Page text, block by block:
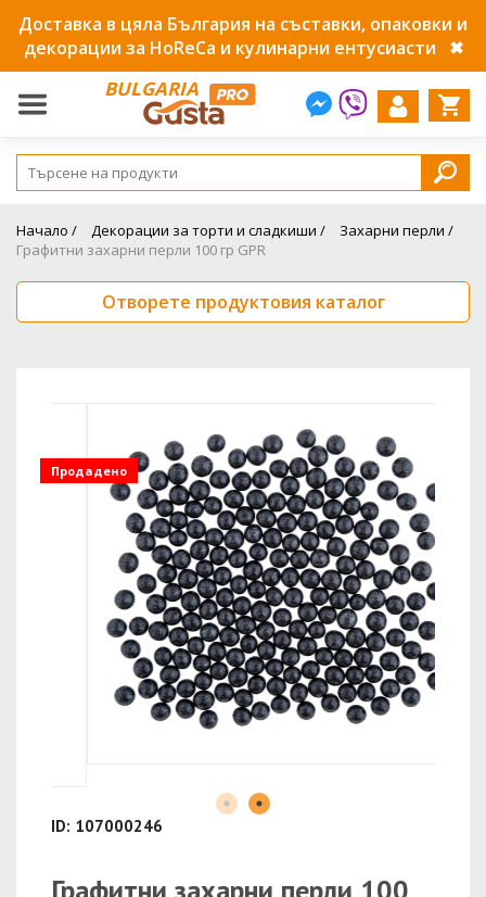
Доставка в цяла България на съставки, опаковки и
декорации за HoReCa и кулинарни ентусиасти
✖
BULGARIA
Начало / Декорации за торти и сладкиши /
Захарни перли /
Графитни захарни перли 100 гр GPR
Отворете продуктовия каталог
Продадено
ID: 107000246
Графитни захарни перли 100